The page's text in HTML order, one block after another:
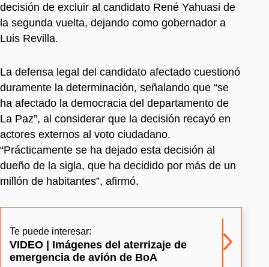
decisión de excluir al candidato René Yahuasi de
la segunda vuelta, dejando como gobernador a
Luis Revilla.
La defensa legal del candidato afectado cuestionó
duramente la determinación, señalando que “se
ha afectado la democracia del departamento de
La Paz”, al considerar que la decisión recayó en
actores externos al voto ciudadano.
“Prácticamente se ha dejado esta decisión al
dueño de la sigla, que ha decidido por más de un
millón de habitantes”, afirmó.
Te puede interesar:
VIDEO | Imágenes del aterrizaje de
emergencia de avión de BoA